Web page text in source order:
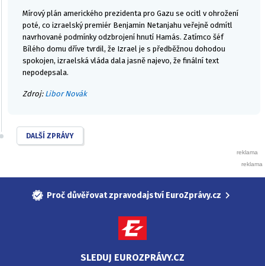
Mírový plán amerického prezidenta pro Gazu se ocitl v ohrožení
poté, co izraelský premiér Benjamin Netanjahu veřejně odmítl
navrhované podmínky odzbrojení hnutí Hamás. Zatímco šéf
Bílého domu dříve tvrdil, že Izrael je s předběžnou dohodou
spokojen, izraelská vláda dala jasně najevo, že finální text
nepodepsala.
Zdroj: Libor Novák
DALŠÍ ZPRÁVY
Proč důvěřovat zpravodajství EuroZprávy.cz
SLEDUJ EUROZPRÁVY.CZ